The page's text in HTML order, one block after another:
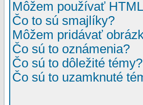
Môžem používať
Čo to sú smajlíky?
Môžem pridávať
Čo sú to oznámenia?
Čo sú to dôležité témy?
Čo sú to uzamknuté